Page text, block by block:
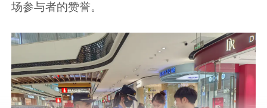
场参与者的赞誉。